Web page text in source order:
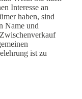
Interesse an
haben, sind
Name und
ist zu